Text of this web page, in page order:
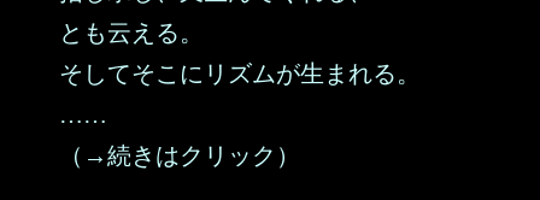
とも云える。
そしてそこにリズムが生まれる。
……
（→続きはクリック）